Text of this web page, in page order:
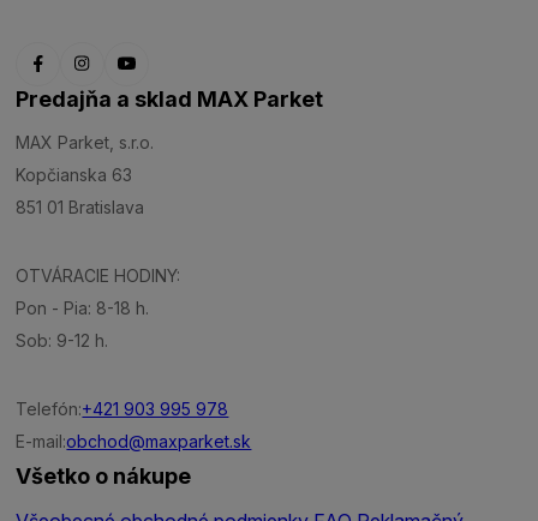
Predajňa a sklad MAX Parket
MAX Parket, s.r.o.
Kopčianska 63
851 01 Bratislava
OTVÁRACIE HODINY:
Pon - Pia: 8-18 h.
Sob: 9-12 h.
Telefón:+421 903 995 978
E-mail:obchod@maxparket.sk
Všetko o nákupe